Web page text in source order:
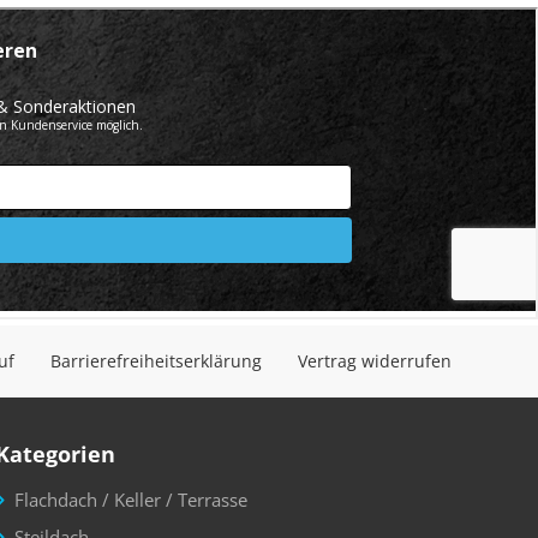
Barrierefreiheitserklärung Vertrag widerrufen
Flachdach / Keller / Terrasse